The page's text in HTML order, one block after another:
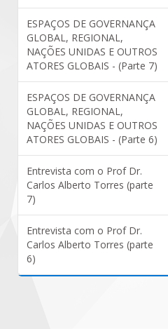
ESPAÇOS DE GOVERNANÇA
GLOBAL, REGIONAL,
NAÇÕES UNIDAS E OUTROS
ATORES GLOBAIS - (Parte 7)
ESPAÇOS DE GOVERNANÇA
GLOBAL, REGIONAL,
NAÇÕES UNIDAS E OUTROS
ATORES GLOBAIS - (Parte 6)
Entrevista com o Prof Dr.
Carlos Alberto Torres (parte
7)
Entrevista com o Prof Dr.
Carlos Alberto Torres (parte
6)